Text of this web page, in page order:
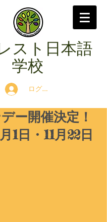
スト日本語
学校
ログイン
ー開催決定！
1日・11月22日